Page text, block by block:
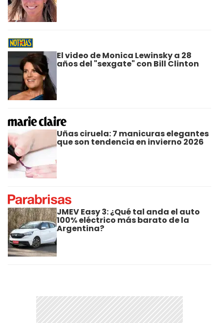
El video de Monica Lewinsky a 28
años del "sexgate" con Bill Clinton
Uñas ciruela: 7 manicuras elegantes
que son tendencia en invierno 2026
JMEV Easy 3: ¿Qué tal anda el auto
100% eléctrico más barato de la
Argentina?